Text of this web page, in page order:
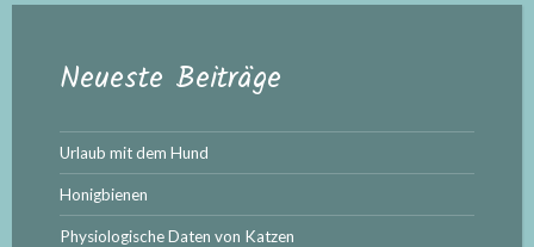
Neueste Beiträge
Urlaub mit dem Hund
Honigbienen
Physiologische Daten von Katzen